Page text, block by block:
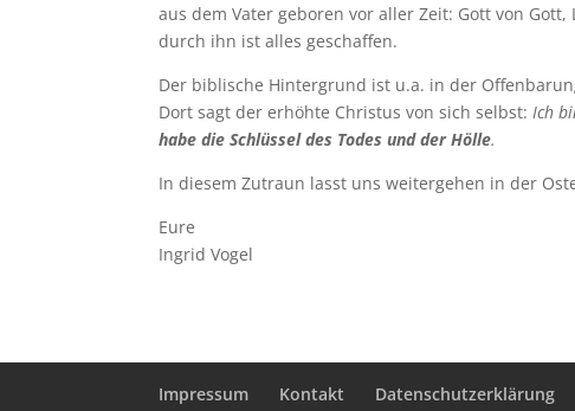
aus dem Vater geboren vor aller Zeit: Gott von
durch ihn ist alles geschaffen.
Der biblische Hintergrund ist u.a. in der
Dort sagt der erhöhte Christus von sich selbst: Ich
habe die Schlüssel des Todes und der Hölle.
In diesem Zutraun lasst uns weitergehen in der
Eure
Ingrid Vogel
Impressum Kontakt Datenschutzerklärung